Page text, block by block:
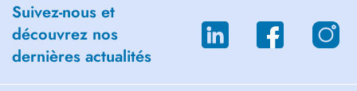
Suivez-nous et
découvrez nos
dernières actualités